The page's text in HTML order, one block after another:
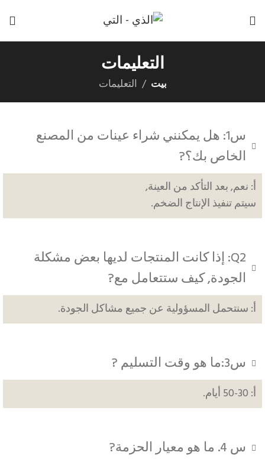
التعليمات
بيت التعليمات
س1: هل يمكنني شراء عينات من المصنع
الخاص بك؟?
أ: نعم, بعد التأكد من العينة,
سيتم تنفيذ الإنتاج الضخم.
Q2: إذا كانت المنتجات لديها بعض مشكلة
الجودة, كيف ستتعامل مع?
أ: سنتحمل المسؤولية عن جميع مشاكل الجودة.
س3:ما هو وقت التسليم ?
أ: 30-50 أيام.
س 4. ما هو معيار الحزمة?